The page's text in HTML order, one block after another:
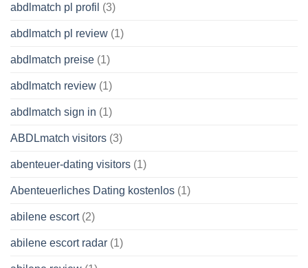
abdlmatch pl profil (3)
abdlmatch pl review (1)
abdlmatch preise (1)
abdlmatch review (1)
abdlmatch sign in (1)
ABDLmatch visitors (3)
abenteuer-dating visitors (1)
Abenteuerliches Dating kostenlos (1)
abilene escort(2)
abilene escort radar (1)